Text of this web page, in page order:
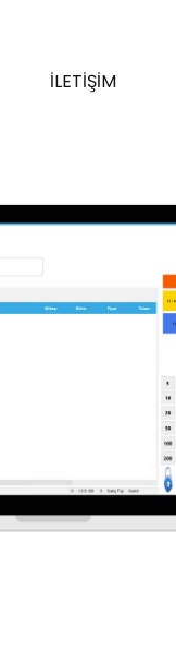
İLETİŞİM